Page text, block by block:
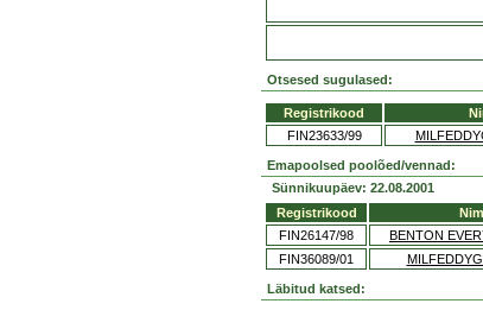
Otsesed sugulased:
Registrikood
FIN23633/99
Emapoolsed poolõed/vennad:
Sünnikuupäev: 22.08.2001
Registrikood
FIN26147/98
BENTON
FIN36089/01
Läbitud katsed: